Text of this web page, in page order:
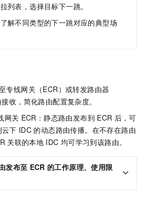
列表，选择目标下一跳。
了解不同类型的下一跳对应的典型场
专线网关（ECR）或转发路由器
收，简化路由配置复杂度。
网关 ECR：静态路由发布到 ECR 后，可
云下 IDC 的动态路由传播。在不存在路由
关联的本地 IDC 均可学习到该路由。
发布至 ECR 的工作原理、使用限